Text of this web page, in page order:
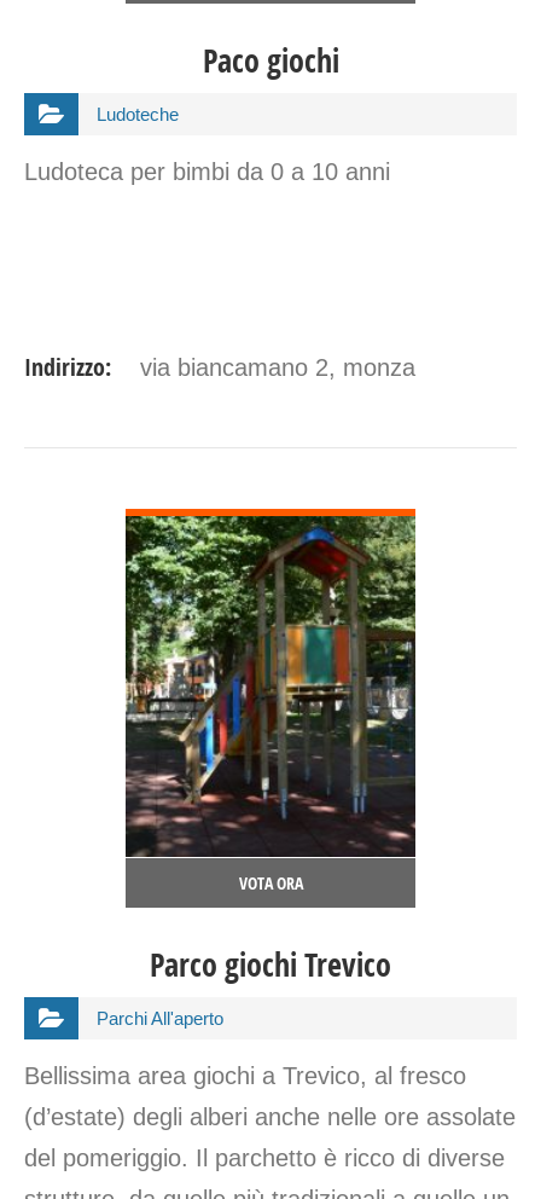
Paco giochi
Ludoteche
Ludoteca per bimbi da 0 a 10 anni
Indirizzo: via biancamano 2, monza
VOTA ORA
Parco giochi Trevico
Parchi All'aperto
Bellissima area giochi a Trevico, al fresco
(d’estate) degli alberi anche nelle ore assolate
del pomeriggio. Il parchetto è ricco di diverse